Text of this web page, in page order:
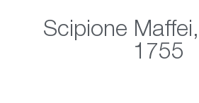
Scipione
1755